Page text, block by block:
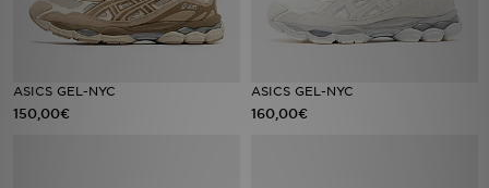
ASICS GEL-NYC
150,00€
ASICS GEL-NYC
160,00€
MY JD
BLOG